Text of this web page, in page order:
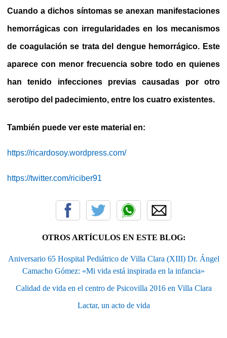
Cuando a dichos síntomas se anexan manifestaciones
hemorrágicas con irregularidades en los mecanismos
de coagulación se trata del dengue hemorrágico. Este
aparece con menor frecuencia sobre todo en quienes
han tenido infecciones previas causadas por otro
serotipo del padecimiento, entre los cuatro existentes.
También puede ver este material en:
https://ricardosoy.wordpress.com/
https://twitter.com/riciber91
OTROS ARTÍCULOS EN ESTE BLOG:
Aniversario 65 Hospital Pediátrico de Villa Clara (XIII) Dr. Ángel
Camacho Gómez: «Mi vida está inspirada en la infancia»
Calidad de vida en el centro de Psicovilla 2016 en Villa Clara
Lactar, un acto de vida